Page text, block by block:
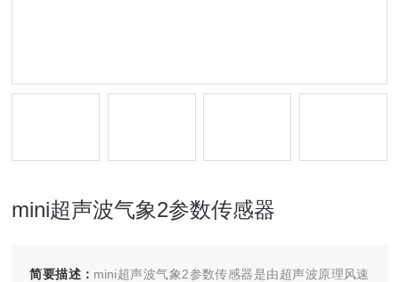
mini超声波气象2参数传感器
简要描述： mini超声波气象2参数传感器是由超声波原理风速